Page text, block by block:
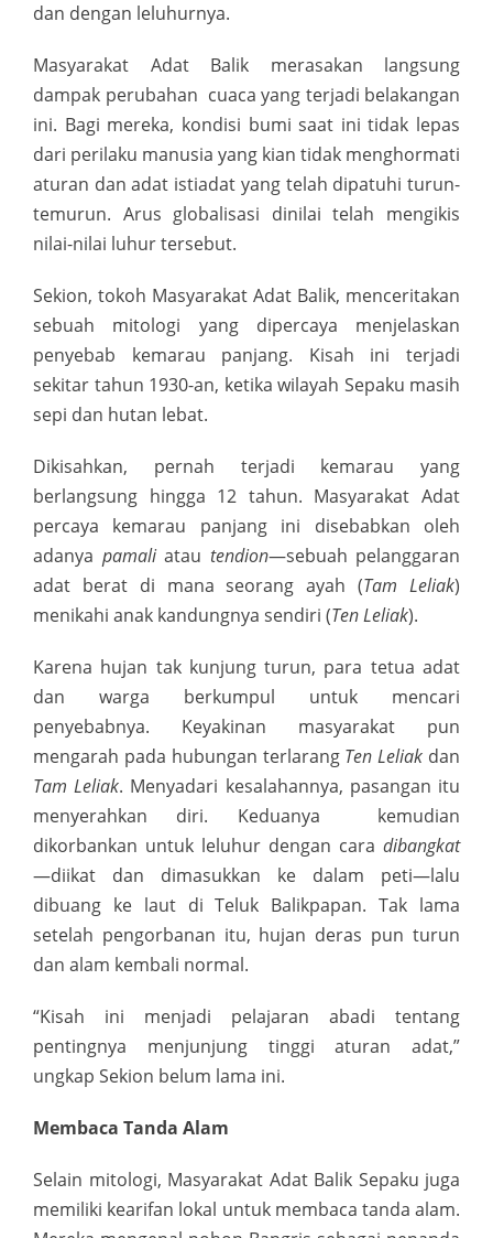
dan dengan leluhurnya.
Masyarakat Adat Balik merasakan langsung
dampak perubahan cuaca yang terjadi belakangan
ini. Bagi mereka, kondisi bumi saat ini tidak lepas
dari perilaku manusia yang kian tidak menghormati
aturan dan adat istiadat yang telah dipatuhi turun-
temurun. Arus globalisasi dinilai telah mengikis
nilai-nilai luhur tersebut.
Sekion, tokoh Masyarakat Adat Balik, menceritakan
sebuah mitologi yang dipercaya menjelaskan
penyebab kemarau panjang. Kisah ini terjadi
sekitar tahun 1930-an, ketika wilayah Sepaku masih
sepi dan hutan lebat.
Dikisahkan, pernah terjadi kemarau yang
berlangsung hingga 12 tahun. Masyarakat Adat
percaya kemarau panjang ini disebabkan oleh
adanya pamaliatau tendion—sebuah pelanggaran
adat berat di mana seorang ayah (Tam Leliak)
menikahi anak kandungnya sendiri (Ten Leliak).
Karena hujan tak kunjung turun, para tetua adat
dan warga berkumpul untuk mencari
penyebabnya. Keyakinan masyarakat pun
mengarah pada hubungan terlarang Ten Leliak dan
Tam Leliak. Menyadari kesalahannya, pasangan itu
menyerahkan diri. Keduanya kemudian
dikorbankan untuk leluhur dengan cara dibangkat
—diikat dan dimasukkan ke dalam peti—lalu
dibuang ke laut di Teluk Balikpapan. Tak lama
setelah pengorbanan itu, hujan deras pun turun
dan alam kembali normal.
“Kisah ini menjadi pelajaran abadi tentang
pentingnya menjunjung tinggi aturan adat,”
ungkap Sekion belum lama ini.
Membaca Tanda Alam
Selain mitologi, Masyarakat Adat Balik Sepaku juga
memiliki kearifan lokal untuk membaca tanda alam.